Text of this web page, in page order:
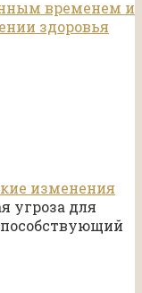
изменения
угроза для